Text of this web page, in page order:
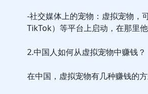
-社交媒体上的宠物：虚拟宠物，
TikTok）等平台上启动，在那里
2.中国人如何从虚拟宠物中赚钱？
在中国，虚拟宠物有几种赚钱的